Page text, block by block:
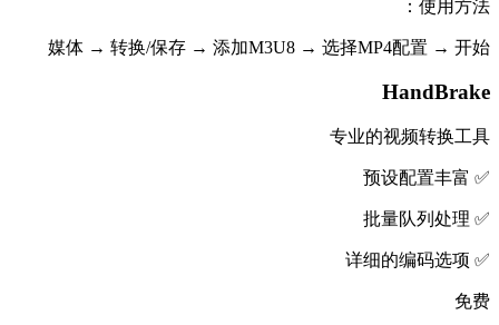
使用方法：
媒体 → 转换/保存 → 添加M3U8 → 选择MP4配置 → 开始
HandBrake
专业的视频转换工具
✅ 预设配置丰富
✅ 批量队列处理
✅ 详细的编码选项
免费